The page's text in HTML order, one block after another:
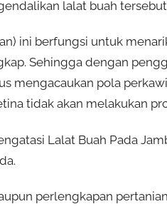
lalat buah
ini berfungsi untuk
Sehingga dengan
mengacaukan pola
tidak akan melakukan
Lalat Buah Pada
perlengkapan